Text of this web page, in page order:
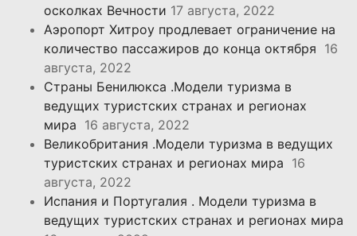
осколках Вечности 17 августа, 2022
Аэропорт Хитроу продлевает ограничение на
количество пассажиров до конца октября 16
августа, 2022
Страны Бенилюкса .Модели туризма в
ведущих туристских странах и регионах
мира 16 августа, 2022
Великобритания .Модели туризма в ведущих
туристских странах и регионах мира 16
августа, 2022
Испания и Португалия . Модели туризма в
ведущих туристских странах и регионах мира